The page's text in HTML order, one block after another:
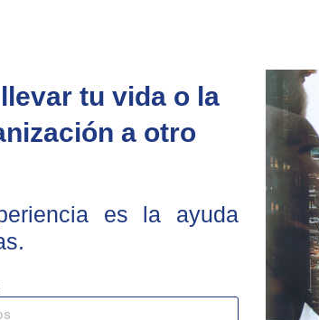
tu vida o la
a otro
es la ayuda